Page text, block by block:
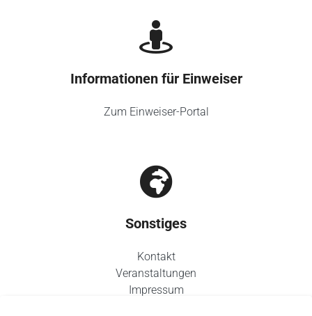
Informationen für Einweiser
Zum Einweiser-Portal
Sonstiges
Kontakt
Veranstaltungen
Impressum